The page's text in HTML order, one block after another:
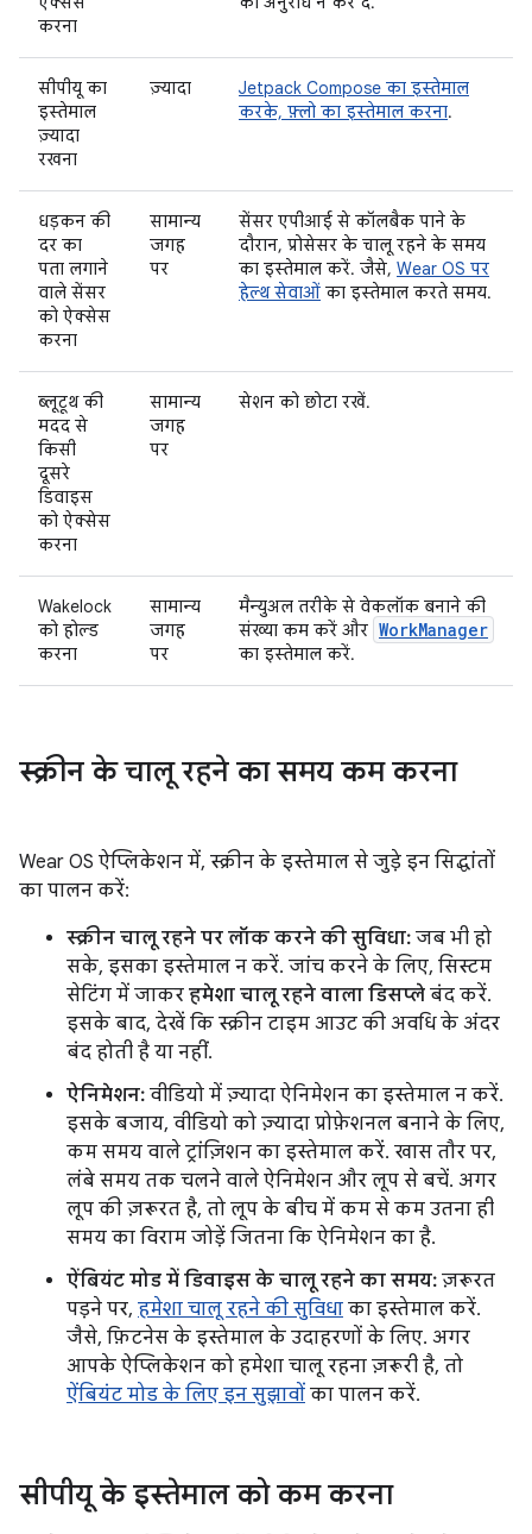
करना
सीपीयू का
इस्तेमाल
ज़्यादा
रखना
ज़्यादा
Jetpack Compose का इस्तेमाल
करके, फ़्लो का इस्तेमाल करना.
धड़कन की
दर का
पता लगाने
वाले सेंसर
को ऐक्सेस
करना
सामान्य
जगह
पर
सेंसर एपीआई से कॉलबैक पाने के
दौरान, प्रोसेसर के चालू रहने के समय
का इस्तेमाल करें. जैसे, Wear OS पर
हेल्थ सेवाओं का इस्तेमाल करते समय.
ब्लूटूथ की
मदद से
किसी
दूसरे
डिवाइस
को ऐक्सेस
करना
सामान्य
जगह
पर
सेशन को छोटा रखें.
Wakelock
को होल्ड
करना
सामान्य
जगह
पर
मैन्युअल तरीके से वेकलॉक बनाने की
संख्या कम करें और WorkManager
का इस्तेमाल करें.
स्क्रीन के चालू रहने का समय कम करना
Wear OS ऐप्लिकेशन में, स्क्रीन के इस्तेमाल से जुड़े इन सिद्धांतों
का पालन करें:
स्क्रीन चालू रहने पर लॉक करने की सुविधा: जब भी हो
सके, इसका इस्तेमाल न करें. जांच करने के लिए, सिस्टम
सेटिंग में जाकर हमेशा चालू रहने वाला डिसप्ले बंद करें.
इसके बाद, देखें कि स्क्रीन टाइम आउट की अवधि के अंदर
बंद होती है या नहीं.
ऐनिमेशन: वीडियो में ज़्यादा ऐनिमेशन का इस्तेमाल न करें.
इसके बजाय, वीडियो को ज़्यादा प्रोफ़ेशनल बनाने के लिए,
कम समय वाले ट्रांज़िशन का इस्तेमाल करें. खास तौर पर,
लंबे समय तक चलने वाले ऐनिमेशन और लूप से बचें. अगर
लूप की ज़रूरत है, तो लूप के बीच में कम से कम उतना ही
समय का विराम जोड़ें जितना कि ऐनिमेशन का है.
ऐंबियंट मोड में डिवाइस के चालू रहने का समय: ज़रूरत
पड़ने पर, हमेशा चालू रहने की सुविधा का इस्तेमाल करें.
जैसे, फ़िटनेस के इस्तेमाल के उदाहरणों के लिए. अगर
आपके ऐप्लिकेशन को हमेशा चालू रहना ज़रूरी है, तो
ऐंबियंट मोड के लिए इन सुझावों का पालन करें.
सीपीयू के इस्तेमाल को कम करना